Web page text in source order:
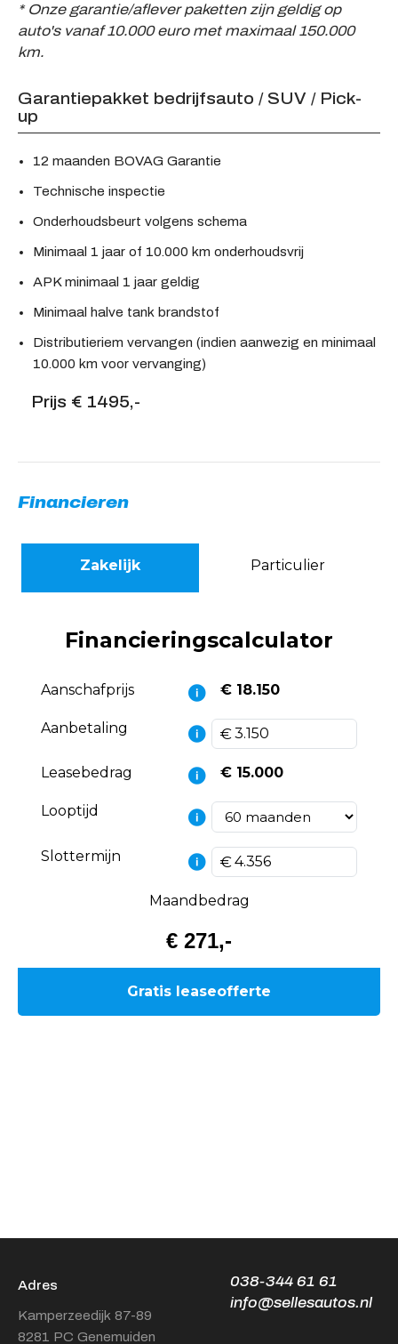
* Onze garantie/aflever paketten zijn geldig op
auto's vanaf 10.000 euro met maximaal 150.000
km.
Garantiepakket bedrijfsauto / SUV / Pick-
up
12 maanden BOVAG Garantie
Technische inspectie
Onderhoudsbeurt volgens schema
Minimaal 1 jaar of 10.000 km onderhoudsvrij
APK minimaal 1 jaar geldig
Minimaal halve tank brandstof
Distributieriem vervangen (indien aanwezig en minimaal
10.000 km voor vervanging)
Prijs € 1495,-
Financieren
Adres
Kamperzeedijk 87-89
8281 PC Genemuiden
038-344 61 61
info@sellesautos.nl